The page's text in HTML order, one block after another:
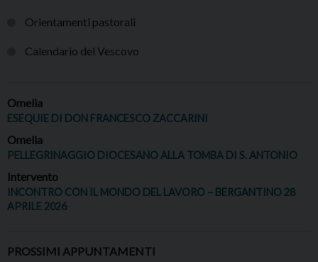
Orientamenti pastorali
Calendario del Vescovo
Omelia
ESEQUIE DI DON FRANCESCO ZACCARINI
Omelia
PELLEGRINAGGIO DIOCESANO ALLA TOMBA DI S. ANTONIO
Intervento
INCONTRO CON IL MONDO DEL LAVORO – BERGANTINO 28
APRILE 2026
PROSSIMI APPUNTAMENTI